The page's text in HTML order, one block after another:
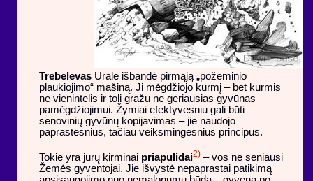
TrebelevasUrale išbandė pirmąją „požeminio
plaukiojimo“ mašiną. Ji mėgdžiojo kurmį – bet kurmis
ne vienintelis ir toli gražu ne geriausias gyvūnas
pamėgdžiojimui. Žymiai efektyvesniu gali būti
senovinių gyvūnų kopijavimas – jie naudojo
paprastesnius, tačiau veiksmingesnius principus.
Tokie yra jūrų kirminai priapulidai2)– vos ne seniausi
Žemės gyventojai. Jie išvystė nepaprastai patikimą